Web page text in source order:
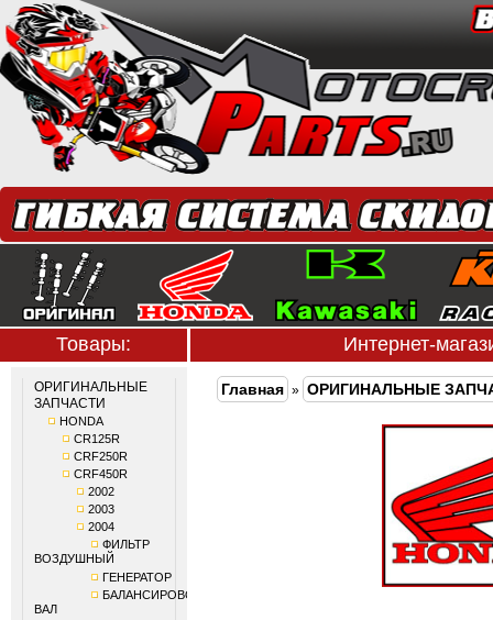
Товары: Интернет-
ОРИГИНАЛЬНЫЕ
ЗАПЧАСТИ
HONDA
CR125R
CRF250R
CRF450R
2002
2003
2004
ФИЛЬТР
ВОЗДУШНЫЙ
ГЕНЕРАТОР
БАЛАНСИРОВОЧНЫЙ
ВАЛ
Главная » ОРИГИНАЛЬНЫЕ